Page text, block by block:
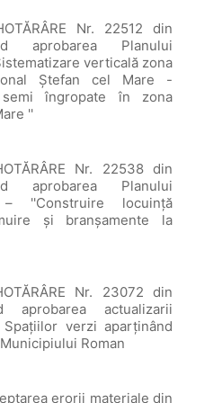
Nr. 22512 din
aprobarea Planului
verticală zona
Ștefan cel Mare -
îngropate în zona
''
Nr. 22538 din
aprobarea Planului
''Construire locuință
și branșamente la
Nr. 23072 din
aprobarea actualizarii
verzi aparținând
Roman
erorii materiale din